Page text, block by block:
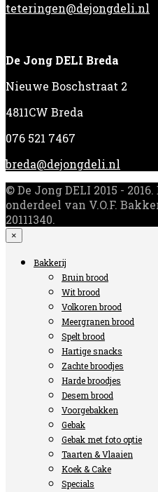
teteringen@dejongdeli.nl
De Jong DELI Breda
Nieuwe Boschstraat 2
4811CW Breda
076 521 7467
breda@dejongdeli.nl
© De Jong DELI 2015 -
onderdeel van V.O.F.
20111340.
×
Bakkerij
Bruin brood
Wit brood
Volkoren brood
Meergranen brood
Spelt brood
Hartige snacks
Zachte broodjes
Harde broodjes
Desem brood
Voorgebakken
Gebak
Gebak met foto optie
Taarten & Vlaaien
Koek & Cake
Specials